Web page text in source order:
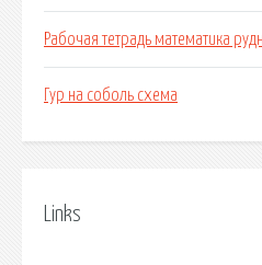
Рабочая тетрадь математика
Гур на соболь схема
Links